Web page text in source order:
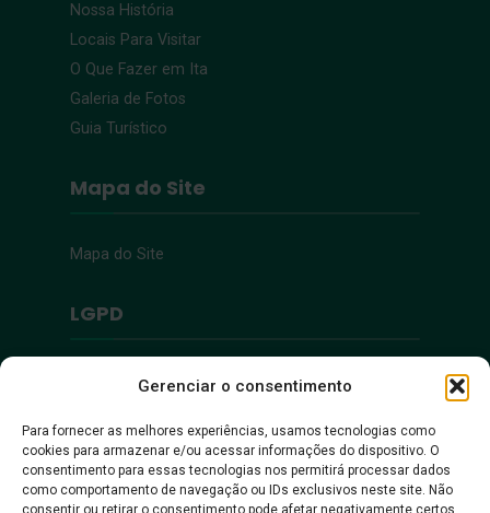
Gerenciar o consentimento
Para fornecer as melhores experiências, usamos tecnologias como
cookies para armazenar e/ou acessar informações do dispositivo. O
consentimento para essas tecnologias nos permitirá processar dados
como comportamento de navegação ou IDs exclusivos neste site. Não
consentir ou retirar o consentimento pode afetar negativamente certos
Nossa História
Locais Para Visitar
O Que Fazer em Ita
Galeria de Fotos
Guia Turístico
Mapa do Site
Mapa do Site
LGPD
Política de Privacidade
Acessibilidade
Acessibilidade